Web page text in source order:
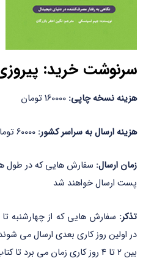
سرنوشت خرید:
هزینه نسخه چاپی: 160000 تومان
هزینه ارسال به سراسر کشور: 60000 تومان
زمان ارسال: سفارش هایی که در طول
پست ارسال خواهند شد
تذکر: سفارش هایی که از چهارشنبه
در اولین روز کاری بعدی ارسال می
بین 2 تا 4 روز کاری زمان می برد تا کتاب به دست شما برسد.